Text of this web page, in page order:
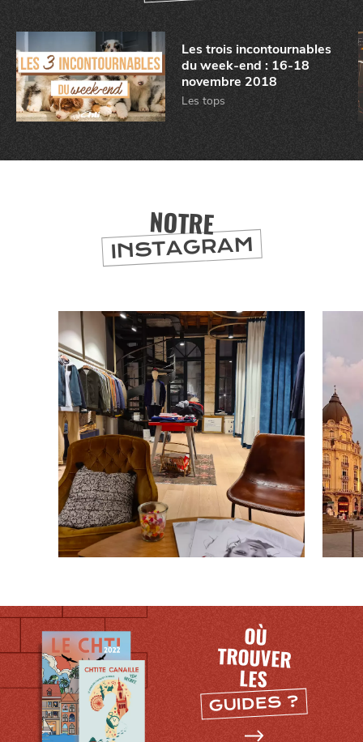
Les trois incontournables
du week-end : 16-18
novembre 2018
Les tops
NOTRE
INSTAGRAM
DIVERTIR
CHTITE
CANAILLE
À LILLE ET SA RÉGION
DEPUIS 1973
OÙ
TROUVER
LES
GUIDES ?